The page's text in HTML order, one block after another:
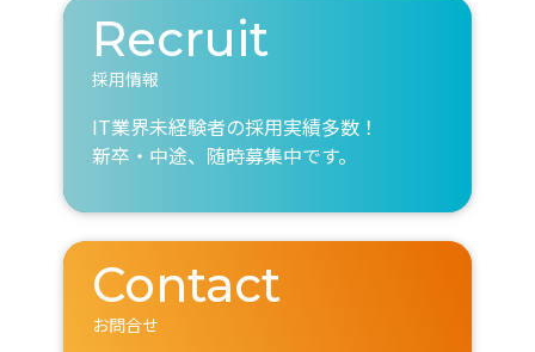
Recruit
採用情報
IT業界未経験者の採用実績多数！
新卒・中途、随時募集中です。
Contact
お問合せ